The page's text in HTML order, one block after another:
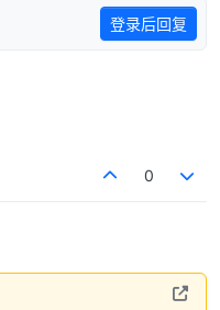
登录后回复
0